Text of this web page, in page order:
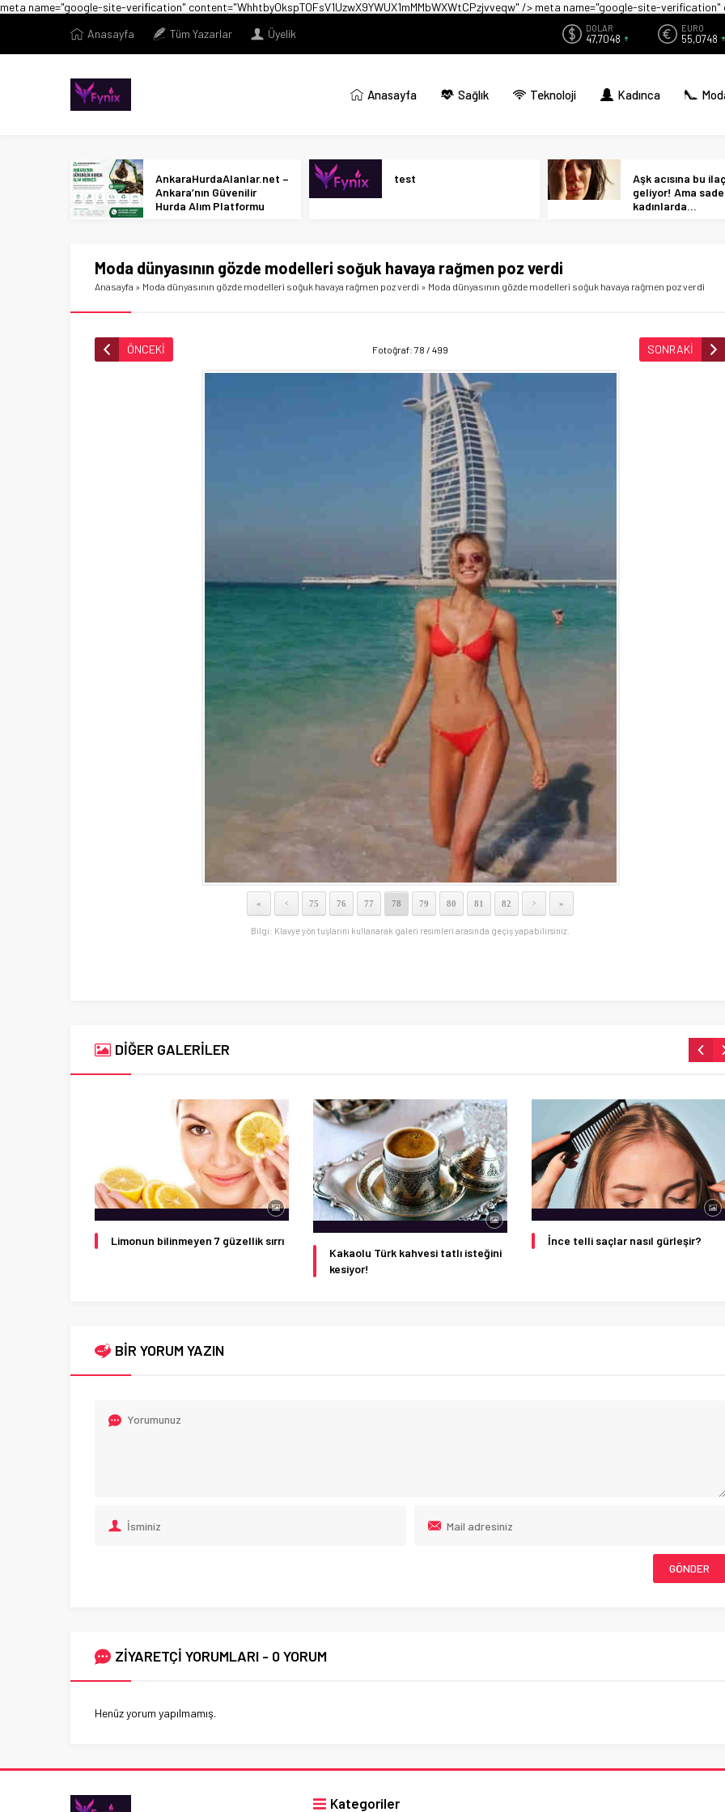
meta name="google-site-verification" content="WhhtbyOkspTOFsV1UzwX9YWUX1mMMbWXWtCPzjvveqw" /> meta name="google-site-verification"
Anasayfa
Tüm Yazarlar Üyelik DOLAR
47,7048
EURO
55,0748
Anasayfa Sağlık Teknoloji Kadınca
AnkaraHurdaAlanlar.net –
Ankara’nın Güvenilir
Hurda Alım Platformu
test
Aşk acısına bu
geliyor! Ama
kadınlarda…
Moda dünyasının gözde modelleri soğuk havaya rağmen poz verdi
Anasayfa » Moda dünyasının gözde modelleri soğuk havaya rağmen poz verdi » Moda dünyasının gözde modelleri soğuk havaya rağmen poz verdi
ÖNCEKİ Fotoğraf: 78 / 499 SONRAKİ
« < 75 76 77 78 79 80 81 82 > »
Bilgi: Klavye yön tuşlarını kullanarak galeri resimleri arasında geçiş yapabilirsiniz.
DİĞER GALERİLER
Limonun bilinmeyen 7 güzellik sırrı
Kakaolu Türk kahvesi tatlı isteğini
kesiyor!
İnce telli saçlar nasıl gürleşir?
BİR YORUM YAZIN
ZİYARETÇİ YORUMLARI - 0 YORUM
Henüz yorum yapılmamış.
Kategoriler